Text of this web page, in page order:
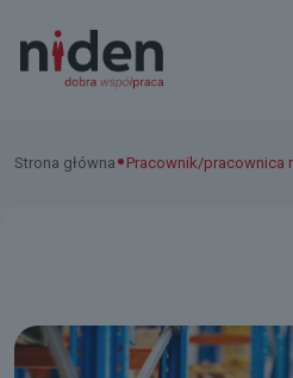
Strona główna • Pracownik/pracownica